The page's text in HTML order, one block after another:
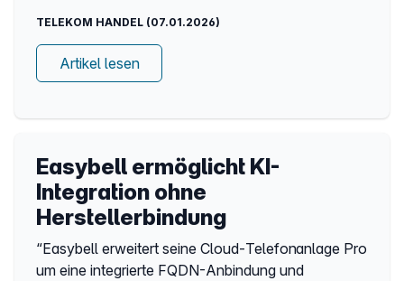
TELEKOM HANDEL (07.01.2026)
Artikel lesen
Easybell ermöglicht KI-
Integration ohne
Herstellerbindung
“Easybell erweitert seine Cloud-Telefonanlage Pro
um eine integrierte FQDN-Anbindung und